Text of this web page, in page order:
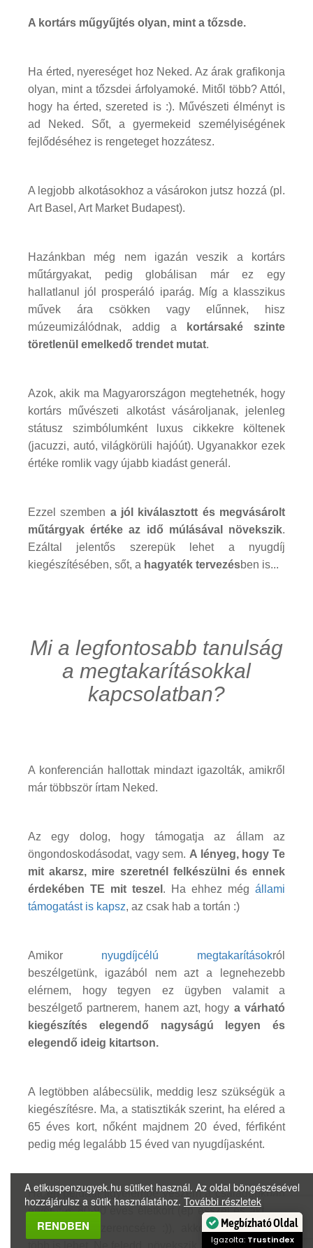
A kortárs műgyűjtés olyan, mint a tőzsde.
Ha érted, nyereséget hoz Neked. Az árak grafikonja
olyan, mint a tőzsdei árfolyamoké. Mitől több? Attól,
hogy ha érted, szereted is :). Művészeti élményt is
ad Neked. Sőt, a gyermekeid személyiségének
fejlődéséhez is rengeteget hozzátesz.
A legjobb alkotásokhoz a vásárokon jutsz hozzá (pl.
Art Basel, Art Market Budapest).
Hazánkban még nem igazán veszik a kortárs
műtárgyakat, pedig globálisan már ez egy
hallatlanul jól prosperáló iparág. Míg a klasszikus
művek ára csökken vagy elűnnek, hisz
múzeumizálódnak, addig a
kortársaké szinte
töretlenül emelkedő trendet mutat.
Azok, akik ma Magyarországon megtehetnék, hogy
kortárs művészeti alkotást vásároljanak, jelenleg
státusz szimbólumként luxus cikkekre költenek
(jacuzzi, autó, világkörüli hajóút). Ugyanakkor ezek
értéke romlik vagy újabb kiadást generál.
Ezzel szemben a jól kiválasztott és megvásárolt
műtárgyak értéke az idő múlásával növekszik.
Ezáltal jelentős szerepük lehet a nyugdíj
kiegészítésében, sőt, a hagyaték tervezésben is...
Mi a legfontosabb tanulság
a megtakarításokkal
kapcsolatban?
A konferencián hallottak mindazt igazolták, amikről
már többször írtam Neked.
Az egy dolog, hogy támogatja az állam az
öngondoskodásodat, vagy sem. A lényeg, hogy Te
mit akarsz, mire szeretnél felkészülni és ennek
érdekében TE mit teszel . Ha ehhez még állami
támogatást is kapsz, az csak hab a tortán :)
Amikor nyugdíjcélú megtakarításokról
beszélgetünk, igazából nem azt a legnehezebb
elérnem, hogy tegyen ez ügyben valamit a
beszélgető partnerem, hanem azt, hogy a várható
kiegészítés elegendő nagyságú legyen és
elegendő ideig kitartson.
A legtöbben alábecsülik, meddig lesz szükségük a
kiegészítésre. Ma, a statisztikák szerint, ha eléred a
65 éves kort, nőként majdnem 20 éved, férfiként
pedig még legalább 15 éved van nyugdíjasként.
Ha én például figyelembe veszem a családunkban
érvényes 80-90 éves életkort (ép ésszel és aktívan
még mindig szerencsére :)), akkor bizony sokkal
A etikuspenzugyek.hu sütiket használ. Az oldal böngészésével
hozzájárulsz a sütik használatához. További részletek
RENDBEN Megbízható Oldal
Igazolta: Trustindex